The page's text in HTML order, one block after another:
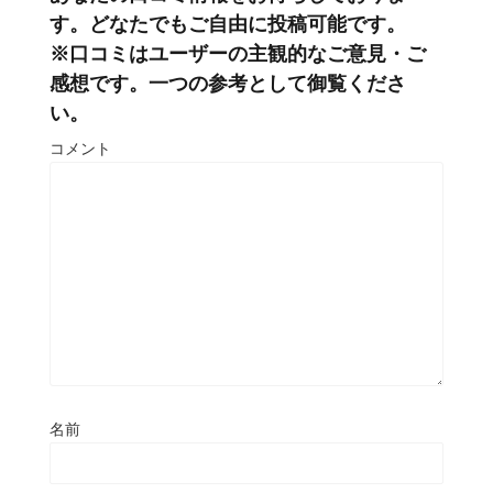
す。どなたでもご自由に投稿可能です。
※口コミはユーザーの主観的なご意見・ご
感想です。一つの参考として御覧くださ
い。
コメント
名前